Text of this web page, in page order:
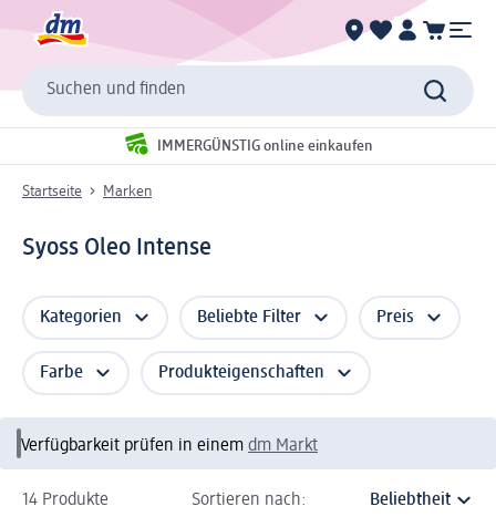
Suchen und finden
IMMERGÜNSTIG online einkaufen
Startseite Marken
Syoss Oleo Intense
Kategorien Beliebte Filter Preis
Farbe Produkteigenschaften
Verfügbarkeit prüfen in einem dm Markt
14 Produkte Sortieren nach: